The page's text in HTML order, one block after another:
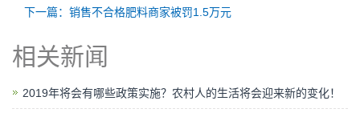
下一篇：销售不合格肥料商家被罚1.5万元
相关新闻
2019年将会有哪些政策实施？农村人的生活将会迎来新的变化！